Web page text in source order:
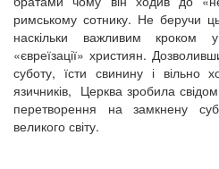
римському сотнику. Не беручи
наскільки важливим кроком
«євреїзації» християн.
суботу, їсти свинину і вільно
язичників, Церква зробила
перетворення на замкнену
великого світу.